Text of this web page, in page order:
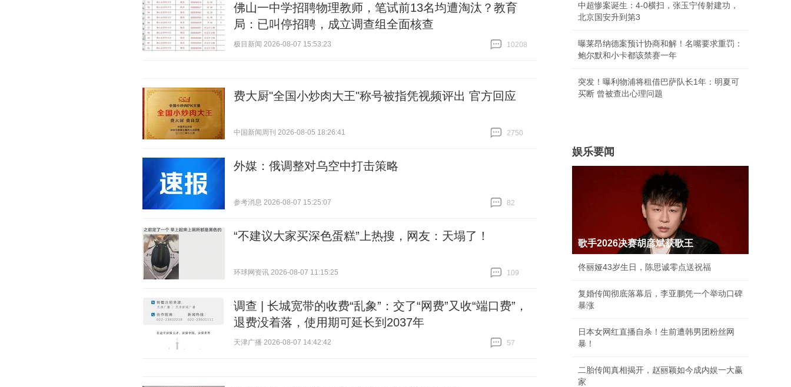
佛山一中学招聘物理教师，笔试前13名均遭淘汰？教育
局：已叫停招聘，成立调查组全面核查
极目新闻 2026-08-07 15:53:23
10208
费大厨"全国小炒肉大王"称号被指凭视频评出 官方回应
中国新闻周刊 2026-08-05 18:26:41
2750
外媒：俄调整对乌空中打击策略
参考消息 2026-08-07 15:25:07
82
“不建议大家买深色蛋糕”上热搜，网友：天塌了！
环球网资讯 2026-08-07 11:15:25
109
调查 | 长城宽带的收费“乱象”：交了“网费”又收“端口费”，
退费没着落，使用期可延长到2037年
天津广播 2026-08-07 14:42:42
57
中超惨案诞生：4-0横扫，张玉宁传射建功，
北京国安升到第3
曝莱昂纳德案预计协商和解！名嘴要求重罚：
鲍尔默和小卡都该禁赛一年
突发！曝利物浦将租借巴萨队长1年：明夏可
买断 曾被查出心理问题
娱乐要闻
歌手2026决赛胡彦斌获歌王
佟丽娅43岁生日，陈思诚零点送祝福
复婚传闻彻底落幕后，李亚鹏凭一个举动口碑
暴涨
日本女网红直播自杀！生前遭韩男团粉丝网
暴！
二胎传闻真相揭开，赵丽颖如今成内娱一大赢
家